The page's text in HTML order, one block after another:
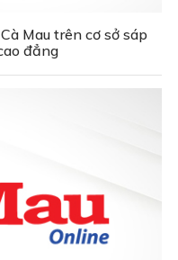
Mau trên cơ sở sáp
đẳng